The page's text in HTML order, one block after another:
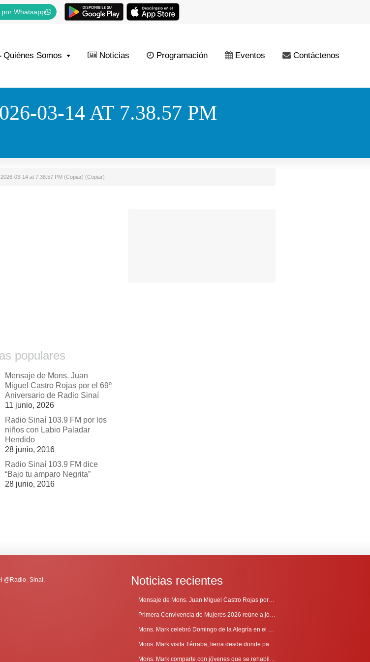
Whatsapp
Quiénes Somos Noticias Programación Eventos Contáctenos
03-14 AT 7.38.57 PM
03-14 at 7.38.57 PM (Copiar) (Copiar)
populares
Mensaje de Mons. Juan
Miguel Castro Rojas por el 69º
Aniversario de Radio Sinaí
11 junio, 2026
Radio Sinaí 103.9 FM por los
niños con Labio Paladar
Hendido
28 junio, 2016
Radio Sinaí 103.9 FM dice
“Bajo tu amparo Negrita”
28 junio, 2016
@Radio_Sinai. Noticias recientes
Mensaje de Mons. Juan Miguel Castro Rojas por el 69º Aniversario de Radio Sinaí
Primera Convivencia de Mujeres 2026 reúne a jóvenes en proceso de discernimiento vocacional
Mons. Mark celebró Domingo de la Alegría en el Sur
Mons. Mark visita Térraba, tierra desde donde parte la evangelización
Mons. Mark comparte con jóvenes que se rehabilitan en Comunidad Cenáculo